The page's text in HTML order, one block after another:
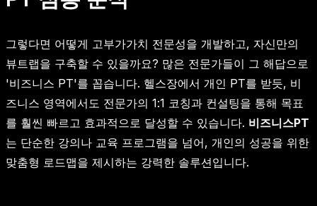
그렇다면 어떻게 고부가가치 전문성을 개발하고, 자신만의
뷰트랩을 구축할 수 있을까요? 많은 전문가들이 그 해답으로
'비즈니스 PT'를 꼽습니다. 헬스장에서 개인 PT를 받듯, 비
즈니스 영역에서도 전문가의 1:1 코칭과 컨설팅을 통해 목표
를 훨씬 빠르고 효과적으로 달성할 수 있습니다. 비즈니스PT
는 단순한 강의나 교육 프로그램을 넘어, 개인의 성공을 위한
맞춤형 로드맵을 제시하는 강력한 솔루션입니다.